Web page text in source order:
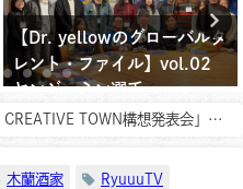
グローバルタ
イル】vol.02
手
おかげ様で
を迎えまし
CREATIVE TOWN構想発表会」が
木蘭酒家 RyuuuTV